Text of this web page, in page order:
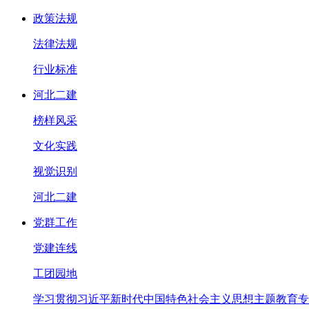
政策法规
法律法规
行业标准
河北二建
榜样风采
文化实践
视觉识别
河北二建
党群工作
党建连线
工团园地
学习贯彻习近平新时代中国特色社会主义思想主题教育